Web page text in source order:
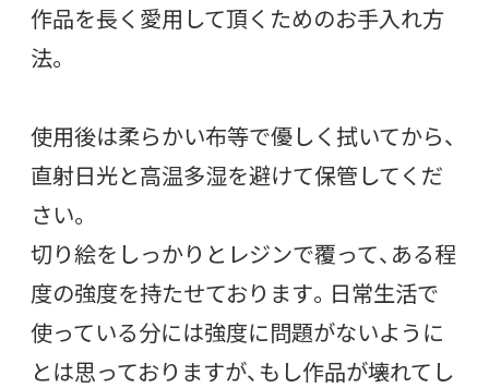
作品を長く愛用して頂くためのお手入れ方
法。
使用後は柔らかい布等で優しく拭いてから、
直射日光と高温多湿を避けて保管してくだ
さい。
切り絵をしっかりとレジンで覆って、ある程
度の強度を持たせております。日常生活で
使っている分には強度に問題がないように
とは思っておりますが、もし作品が壊れてし